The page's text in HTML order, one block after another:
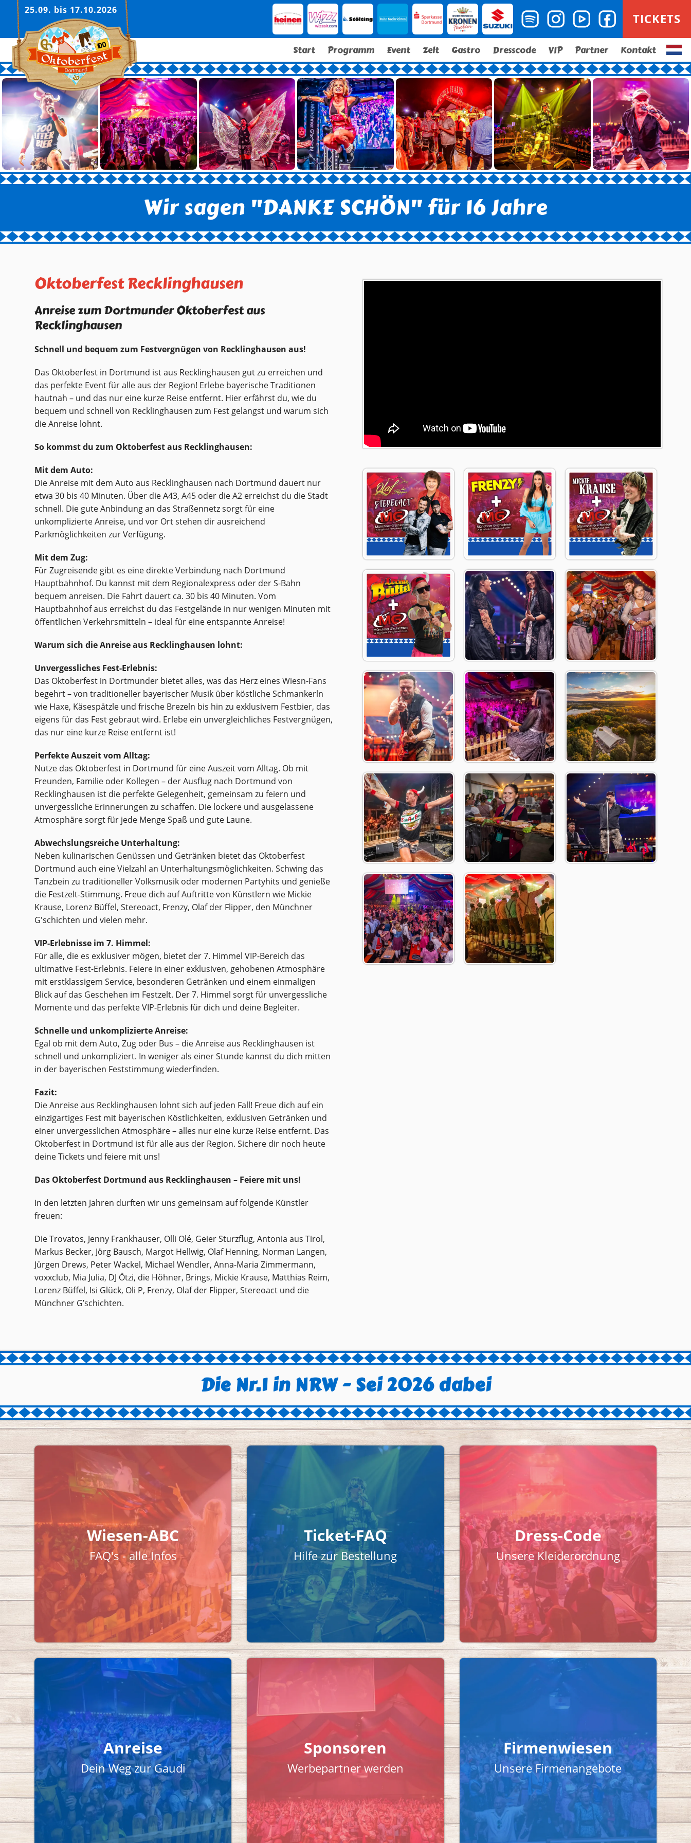
25.09. bis 17.10.2026
TICKETS
Start Programm Event Zelt Gastro Dresscode VIP Partner Kontakt
Wir sagen "DANKE SCHÖN" für 16 Jahre
Oktoberfest Recklinghausen
Anreise zum Dortmunder Oktoberfest aus
Recklinghausen
Schnell und bequem zum Festvergnügen von Recklinghausen aus!
Das Oktoberfest in Dortmund ist aus Recklinghausen gut zu erreichen und
das perfekte Event für alle aus der Region! Erlebe bayerische Traditionen
hautnah – und das nur eine kurze Reise entfernt. Hier erfährst du, wie du
bequem und schnell von Recklinghausen zum Fest gelangst und warum sich
die Anreise lohnt.
So kommst du zum Oktoberfest aus Recklinghausen:
Mit dem Auto:
Die Anreise mit dem Auto aus Recklinghausen nach Dortmund dauert nur
etwa 30 bis 40 Minuten. Über die A43, A45 oder die A2 erreichst du die Stadt
schnell. Die gute Anbindung an das Straßennetz sorgt für eine
unkomplizierte Anreise, und vor Ort stehen dir ausreichend
Parkmöglichkeiten zur Verfügung.
Mit dem Zug:
Für Zugreisende gibt es eine direkte Verbindung nach Dortmund
Hauptbahnhof. Du kannst mit dem Regionalexpress oder der S-Bahn
bequem anreisen. Die Fahrt dauert ca. 30 bis 40 Minuten. Vom
Hauptbahnhof aus erreichst du das Festgelände in nur wenigen Minuten mit
öffentlichen Verkehrsmitteln – ideal für eine entspannte Anreise!
Warum sich die Anreise aus Recklinghausen lohnt:
Unvergessliches Fest-Erlebnis:
Das Oktoberfest in Dortmunder bietet alles, was das Herz eines Wiesn-Fans
begehrt – von traditioneller bayerischer Musik über köstliche Schmankerln
wie Haxe, Käsespätzle und frische Brezeln bis hin zu exklusivem Festbier, das
eigens für das Fest gebraut wird. Erlebe ein unvergleichliches Festvergnügen,
das nur eine kurze Reise entfernt ist!
Perfekte Auszeit vom Alltag:
Nutze das Oktoberfest in Dortmund für eine Auszeit vom Alltag. Ob mit
Freunden, Familie oder Kollegen – der Ausflug nach Dortmund von
Recklinghausen ist die perfekte Gelegenheit, gemeinsam zu feiern und
unvergessliche Erinnerungen zu schaffen. Die lockere und ausgelassene
Atmosphäre sorgt für jede Menge Spaß und gute Laune.
Abwechslungsreiche Unterhaltung:
Neben kulinarischen Genüssen und Getränken bietet das Oktoberfest
Dortmund auch eine Vielzahl an Unterhaltungsmöglichkeiten. Schwing das
Tanzbein zu traditioneller Volksmusik oder modernen Partyhits und genieße
die Festzelt-Stimmung. Freue dich auf Auftritte von Künstlern wie Mickie
Krause, Lorenz Büffel, Stereoact, Frenzy, Olaf der Flipper, den Münchner
G'schichten und vielen mehr.
VIP-Erlebnisse im 7. Himmel:
Für alle, die es exklusiver mögen, bietet der 7. Himmel VIP-Bereich das
ultimative Fest-Erlebnis. Feiere in einer exklusiven, gehobenen Atmosphäre
mit erstklassigem Service, besonderen Getränken und einem einmaligen
Blick auf das Geschehen im Festzelt. Der 7. Himmel sorgt für unvergessliche
Momente und das perfekte VIP-Erlebnis für dich und deine Begleiter.
Schnelle und unkomplizierte Anreise:
Egal ob mit dem Auto, Zug oder Bus – die Anreise aus Recklinghausen ist
schnell und unkompliziert. In weniger als einer Stunde kannst du dich mitten
in der bayerischen Feststimmung wiederfinden.
Fazit:
Die Anreise aus Recklinghausen lohnt sich auf jeden Fall! Freue dich auf ein
einzigartiges Fest mit bayerischen Köstlichkeiten, exklusiven Getränken und
einer unvergesslichen Atmosphäre – alles nur eine kurze Reise entfernt. Das
Oktoberfest in Dortmund ist für alle aus der Region. Sichere dir noch heute
deine Tickets und feiere mit uns!
Das Oktoberfest Dortmund aus Recklinghausen – Feiere mit uns!
In den letzten Jahren durften wir uns gemeinsam auf folgende Künstler
freuen:
Die Trovatos, Jenny Frankhauser, Olli Olé, Geier Sturzflug, Antonia aus Tirol,
Markus Becker, Jörg Bausch, Margot Hellwig, Olaf Henning, Norman Langen,
Jürgen Drews, Peter Wackel, Michael Wendler, Anna-Maria Zimmermann,
voxxclub, Mia Julia, DJ Ötzi, die Höhner, Brings, Mickie Krause, Matthias Reim,
Lorenz Büffel, Isi Glück, Oli P, Frenzy, Olaf der Flipper, Stereoact und die
Münchner G’schichten.
Die Nr.1 in NRW - Sei 2026 dabei
Wiesen-ABC
FAQ's - alle Infos
Ticket-FAQ
Hilfe zur Bestellung
Dress-Code
Unsere Kleiderordnung
Anreise
Dein Weg zur Gaudi
Sponsoren
Werbepartner werden
Firmenwiesen
Unsere Firmenangebote